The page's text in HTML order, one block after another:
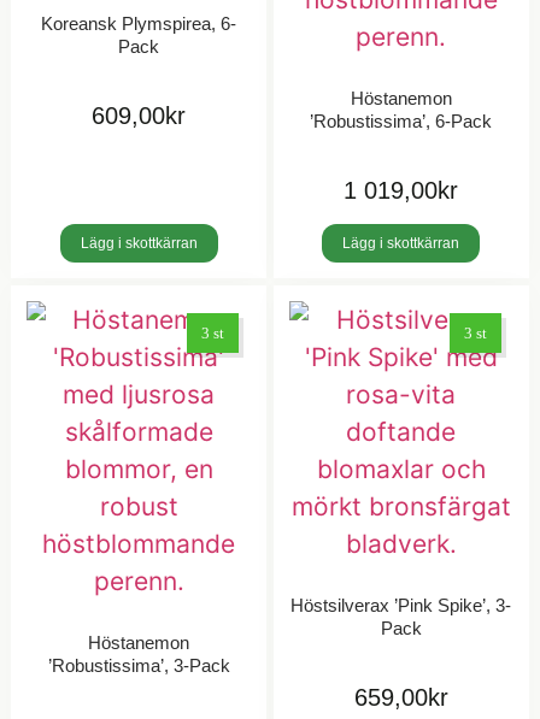
Koreansk Plymspirea, 6-
Pack
609,00kr
Lägg i skottkärran
Höstanemon
’Robustissima’, 6-Pack
1 019,00kr
Lägg i skottkärran
3 st
Höstanemon
’Robustissima’, 3-Pack
3 st
Höstsilverax ’Pink Spike’, 3-
Pack
659,00kr